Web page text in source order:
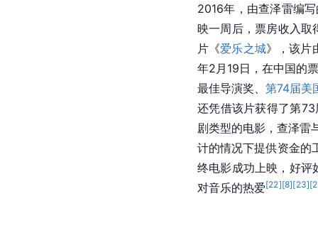
2016年，由查泽雷编
映一周后，票房收入
片《爱乐之城》，该片
年2月19日，在中国的
最佳导演奖、第74届美
还凭借该片获得了第73
剧类型的电影，查泽雷
计的情况下提供资金的
终电影成功上映，好评
对音乐的热爱[22][8][23][